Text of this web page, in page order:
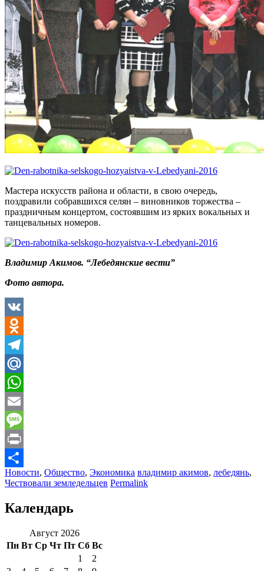
Мастера искусств района и области, в свою очередь,
поздравили собравшихся селян – виновников торжества –
праздничным концертом, состоявшим из ярких вокальных и
танцевальных номеров.
Владимир Акимов. “Лебедянские вести”
Фото автора.
VK
Odnoklassniki
Telegram
Mail.Ru
WhatsApp
Email
Message
Print
Отправить
Новости, Общество, Экономика владимир акимов, лебедянь,
Чествовали земледельцев Permalink
Календарь
Август 2026
Пн Вт Ср Чт Пт Сб Вс
1
2